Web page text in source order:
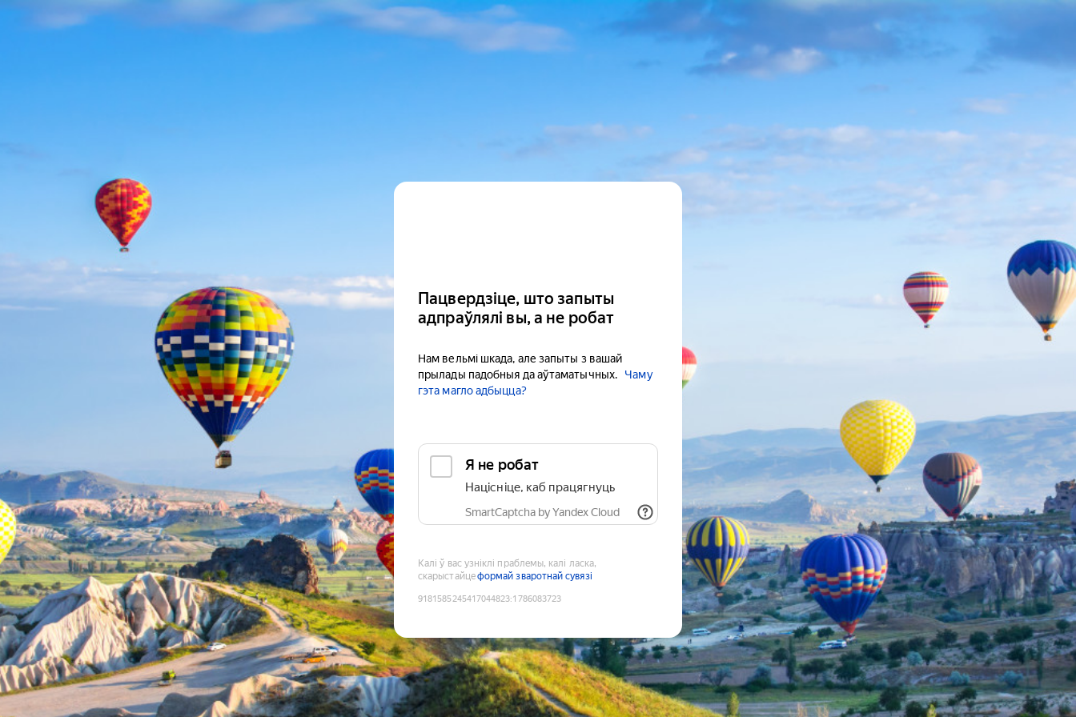
Пацвердзіце, што запыты
адпраўлялі вы, а не робат
Нам вельмі шкада, але запыты з вашай
прылады падобныя да аўтаматычных.
Чаму
гэта магло адбыцца?
Я не робат
Націсніце, каб працягнуць
SmartCaptcha by Yandex Cloud
Калі ў вас узніклі праблемы, калі ласка,
скарыстайцеформай зваротнай сувязі
9181585245417044823:1786083723